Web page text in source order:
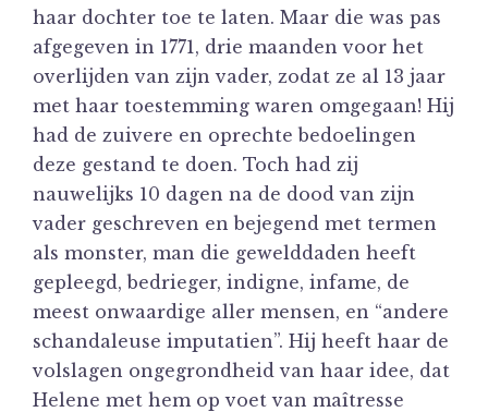
haar dochter toe te laten. Maar die was pas
afgegeven in 1771, drie maanden voor het
overlijden van zijn vader, zodat ze al 13 jaar
met haar toestemming waren omgegaan! Hij
had de zuivere en oprechte bedoelingen
deze gestand te doen. Toch had zij
nauwelijks 10 dagen na de dood van zijn
vader geschreven en bejegend met termen
als monster, man die gewelddaden heeft
gepleegd, bedrieger, indigne, infame, de
meest onwaardige aller mensen, en “andere
schandaleuse imputatien”. Hij heeft haar de
volslagen ongegrondheid van haar idee, dat
Helene met hem op voet van maîtresse